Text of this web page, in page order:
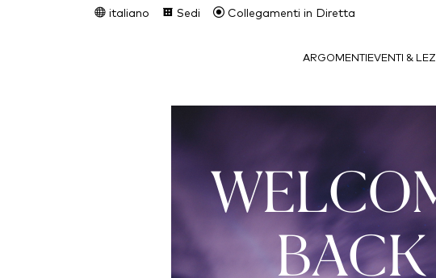
italiano Sedi Collegamenti in Diretta
ARGOMENTI EVENTI &
BACK